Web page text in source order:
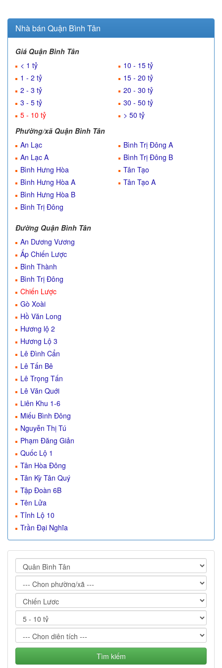
Nhà bán Quận Bình Tân
Giá Quận Bình Tân
< 1 tỷ
1 - 2 tỷ
2 - 3 tỷ
3 - 5 tỷ
5 - 10 tỷ
10 - 15 tỷ
15 - 20 tỷ
20 - 30 tỷ
30 - 50 tỷ
> 50 tỷ
Phường/xã Quận Bình Tân
An Lạc
An Lạc A
Bình Hưng Hòa
Bình Hưng Hòa A
Bình Hưng Hòa B
Bình Trị Đông
Bình Trị Đông A
Bình Trị Đông B
Tân Tạo
Tân Tạo A
Đường Quận Bình Tân
An Dương Vương
Ấp Chiến Lược
Bình Thành
Bình Trị Đông
Chiến Lược
Gò Xoài
Hồ Văn Long
Hương lộ 2
Hương Lộ 3
Lê Đình Cẩn
Lê Tấn Bê
Lê Trọng Tấn
Lê Văn Quới
Liên Khu 1-6
Miếu Bình Đông
Nguyễn Thị Tú
Phạm Đăng Giản
Quốc Lộ 1
Tân Hòa Đông
Tân Kỳ Tân Quý
Tập Đoàn 6B
Tên Lửa
Tỉnh Lộ 10
Trần Đại Nghĩa
Tìm kiếm